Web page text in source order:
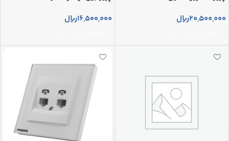
20,500,000ریال
16,500,000ریال